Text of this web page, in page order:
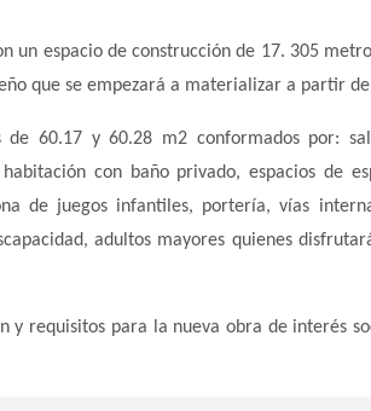
un espacio de construcción de 17. 305
que se empezará a materializar a partir
60.17 y 60.28 m2 conformados por:
con baño privado, espacios de
de juegos infantiles, portería, vías
adultos mayores quienes
y requisitos para la nueva obra de interés